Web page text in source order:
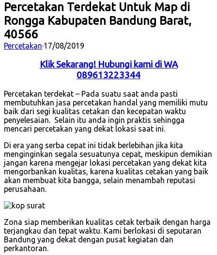
Percetakan Terdekat Untuk Map di
Rongga Kabupaten Bandung Barat,
40566
Percetakan·17/08/2019
Klik Sekarang! Hubungi kami di WA
089613223344
Percetakan terdekat – Pada suatu saat anda pasti
membutuhkan jasa percetakan handal yang memiliki mutu
baik dari segi kualitas cetakan dan kecepatan waktu
penyelesaian. Selain itu anda ingin praktis sehingga
mencari percetakan yang dekat lokasi saat ini.
Di era yang serba cepat ini tidak berlebihan jika kita
menginginkan segala sesuatunya cepat, meskipun demikian
jangan karena mengejar lokasi percetakan yang dekat kita
mengorbankan kualitas, karena kualitas cetakan yang baik
akan membuat kita bangga, selain menambah reputasi
perusahaan.
Zona siap memberikan kualitas cetak terbaik dengan harga
terjangkau dan tepat waktu. Kami berlokasi di seputaran
Bandung yang dekat dengan pusat kegiatan dan
perkantoran.